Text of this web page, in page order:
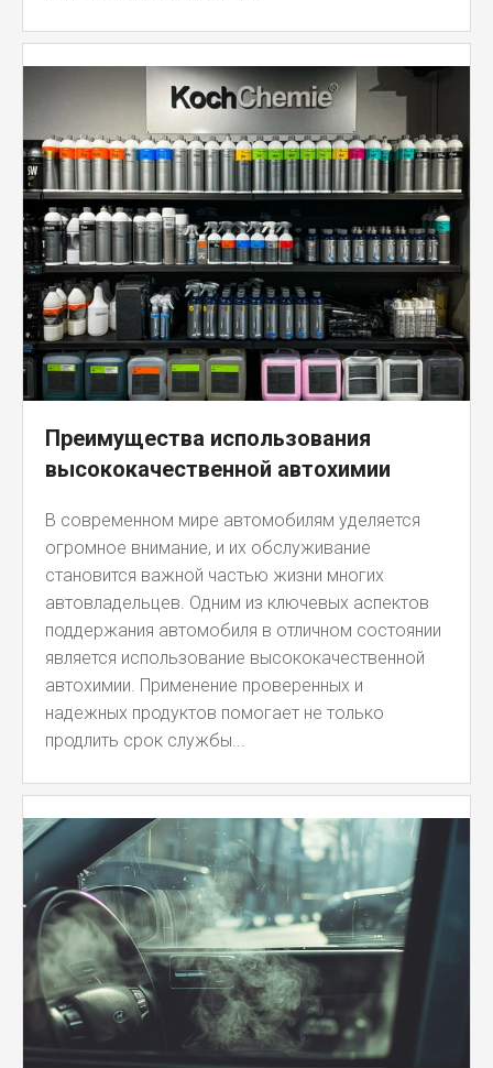
Преимущества использования
высококачественной автохимии
В современном мире автомобилям уделяется
огромное внимание, и их обслуживание
становится важной частью жизни многих
автовладельцев. Одним из ключевых аспектов
поддержания автомобиля в отличном состоянии
является использование высококачественной
автохимии. Применение проверенных и
надежных продуктов помогает не только
продлить срок службы...